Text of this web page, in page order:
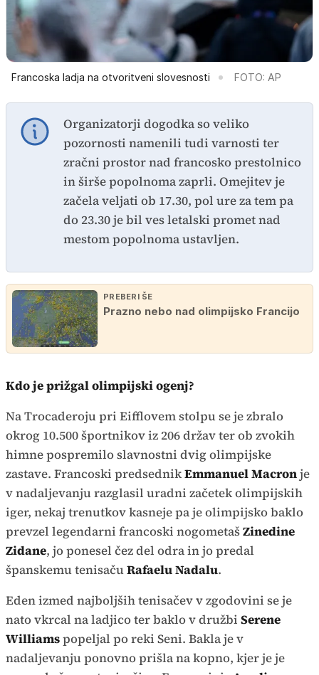
Francoska ladja na otvoritveni slovesnosti FOTO: AP
Organizatorji dogodka so veliko
pozornosti namenili tudi varnosti ter
zračni prostor nad francosko prestolnico
in širše popolnoma zaprli. Omejitev je
začela veljati ob 17.30, pol ure za tem pa
do 23.30 je bil ves letalski promet nad
mestom popolnoma ustavljen.
PREBERI ŠE
Prazno nebo nad olimpijsko Francijo
Kdo je prižgal olimpijski ogenj?
Na Trocaderoju pri Eifflovem stolpu se je zbralo
okrog 10.500 športnikov iz 206 držav ter ob zvokih
himne pospremilo slavnostni dvig olimpijske
zastave. Francoski predsednikEmmanuel Macronje
v nadaljevanju razglasil uradni začetek olimpijskih
iger, nekaj trenutkov kasneje pa je olimpijsko baklo
prevzel legendarni francoski nogometašZinedine
Zidane, jo ponesel čez del odra in jo predal
španskemu tenisačuRafaelu Nadalu.
Eden izmed najboljših tenisačev v zgodovini se je
nato vkrcal na ladjico ter baklo v družbi Serene
Williamspopeljal po reki Seni. Bakla je v
nadaljevanju ponovno prišla na kopno, kjer je je